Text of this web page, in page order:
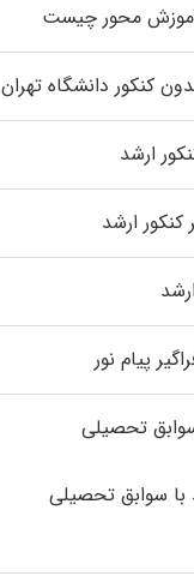
محور چیست
کنکور دانشگاه تهران
ارشد
کنکور ارشد
پیام نور
تحصیلی
با سوابق تحصیلی